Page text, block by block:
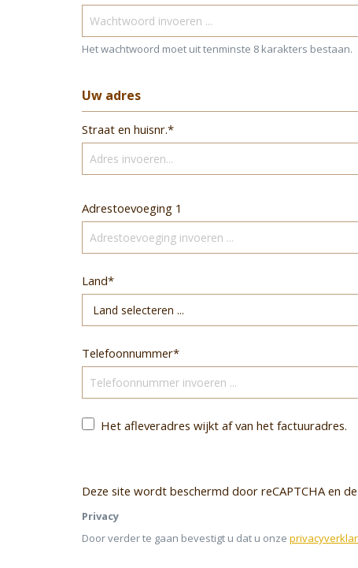
Het wachtwoord moet uit tenminste 8 karakters bestaan.
Uw adres
Straat en huisnr.*
Adrestoevoeging 1
Land*
Telefoonnummer*
Het afleveradres wijkt af van het factuuradres.
Deze site wordt beschermd door reCAPTCHA en
Privacy
Door verder te gaan bevestigt u dat u onze